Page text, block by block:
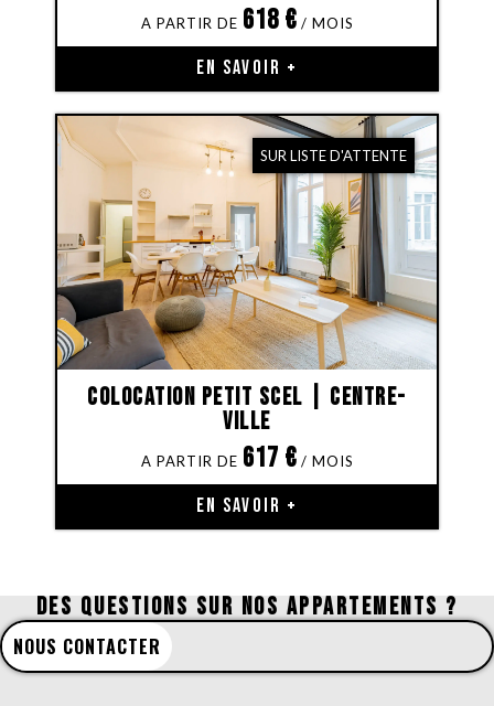
618€
EN SAVOIR +
SUR LISTE D'ATTENTE
Colocation Petit Scel | Centre-
Ville
617 €
EN SAVOIR +
DES QUESTIONS SUR NOS APPARTEMENTS ?
NOUS CONTACTER